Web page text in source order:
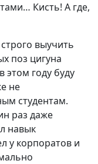
Кисть! А где,
выучить
поз цигуна
этом году буду
не
студентам.
раз даже
навык
у корпоратов и